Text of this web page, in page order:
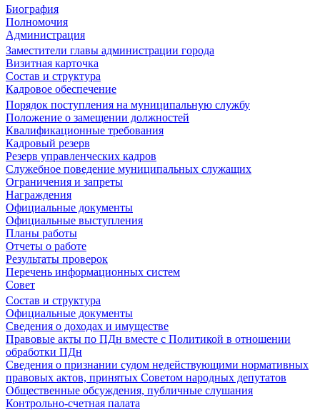
Биография
Полномочия
Администрация
Заместители главы администрации города
Визитная карточка
Состав и структура
Кадровое обеспечение
Порядок поступления на муниципальную службу
Положение о замещении должностей
Квалификационные требования
Кадровый резерв
Резерв управленческих кадров
Служебное поведение муниципальных служащих
Ограничения и запреты
Награждения
Официальные документы
Официальные выступления
Планы работы
Отчеты о работе
Результаты проверок
Перечень информационных систем
Совет
Состав и структура
Официальные документы
Сведения о доходах и имуществе
Правовые акты по ПДн вместе с Политикой в отношении
обработки ПДн
Сведения о признании судом недействующими нормативных
правовых актов, принятых Советом народных депутатов
Общественные обсуждения, публичные слушания
Контрольно-счетная палата